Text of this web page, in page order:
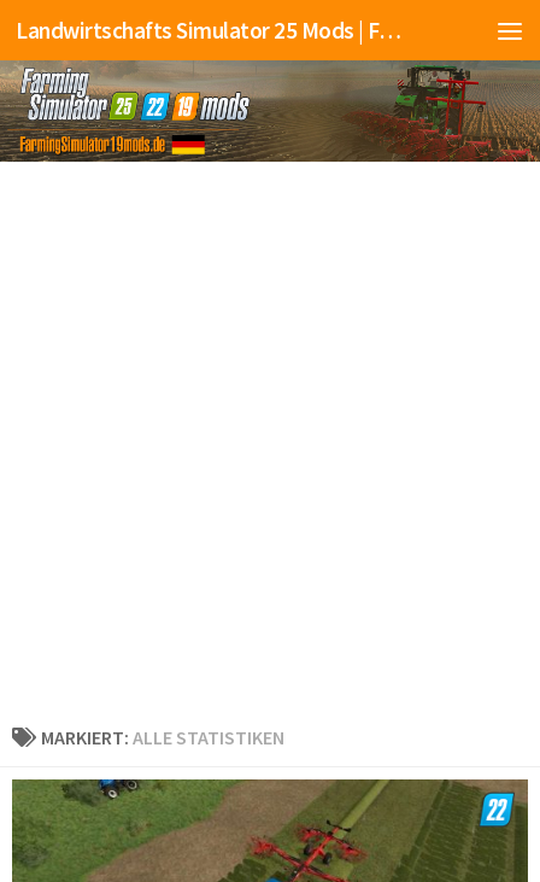
Landwirtschafts Simulator 25 Mods | Farming Simulator 25 Mods | FS25 Mods
MARKIERT: ALLE STATISTIKEN